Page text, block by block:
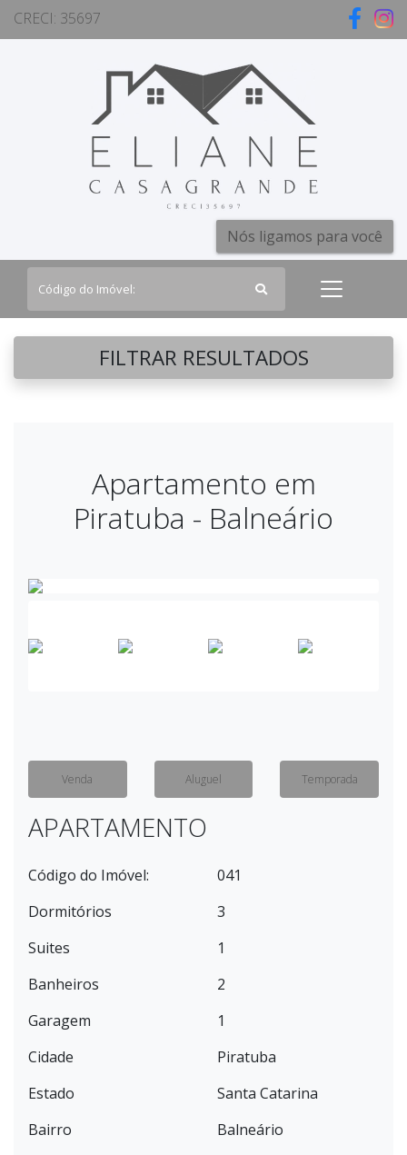
CRECI: 35697
Nós ligamos para você
FILTRAR RESULTADOS
Apartamento em
Piratuba - Balneário
Venda Aluguel Temporada
APARTAMENTO
Código do Imóvel:
041
Dormitórios
3
Suites
1
Banheiros
2
Garagem
1
Cidade
Piratuba
Estado
Santa Catarina
Bairro
Balneário